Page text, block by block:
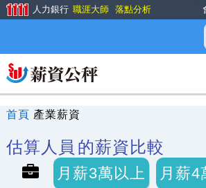
人力銀行 職涯大師 落點分析
首頁 產業薪資
估算人員 的薪資比較
月薪3萬以上 月薪4